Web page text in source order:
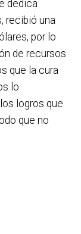
dedica
recibió una
por lo
de recursos
que la cura
lo
logros que
que no